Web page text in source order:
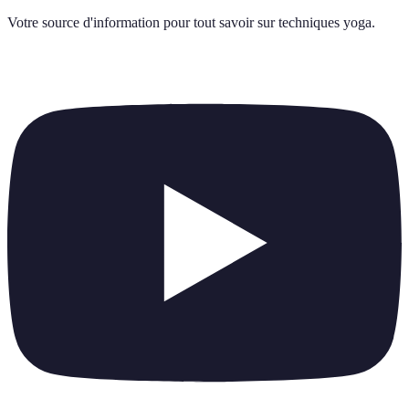
Votre source d'information pour tout savoir sur techniques yoga.